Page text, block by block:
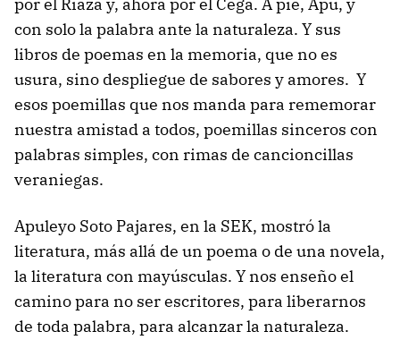
con solo la palabra ante la naturaleza. Y sus
libros de poemas en la memoria, que no es
usura, sino despliegue de sabores y amores. Y
esos poemillas que nos manda para rememorar
nuestra amistad a todos, poemillas sinceros con
palabras simples, con rimas de cancioncillas
veraniegas.
Apuleyo Soto Pajares, en la SEK, mostró la
literatura, más allá de un poema o de una novela,
la literatura con mayúsculas. Y nos enseño el
camino para no ser escritores, para liberarnos
de toda palabra, para alcanzar la naturaleza.